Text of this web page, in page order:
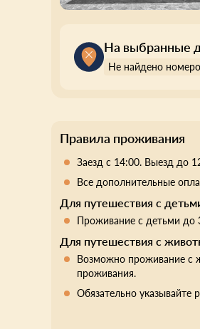
На выбранные
Не найдено
Правила проживания
Заезд с 14:00. Выезд до
Все дополнительные
Для путешествия с
Проживание с детьми до
Для путешествия с
Возможно проживание с
проживания.
Обязательно